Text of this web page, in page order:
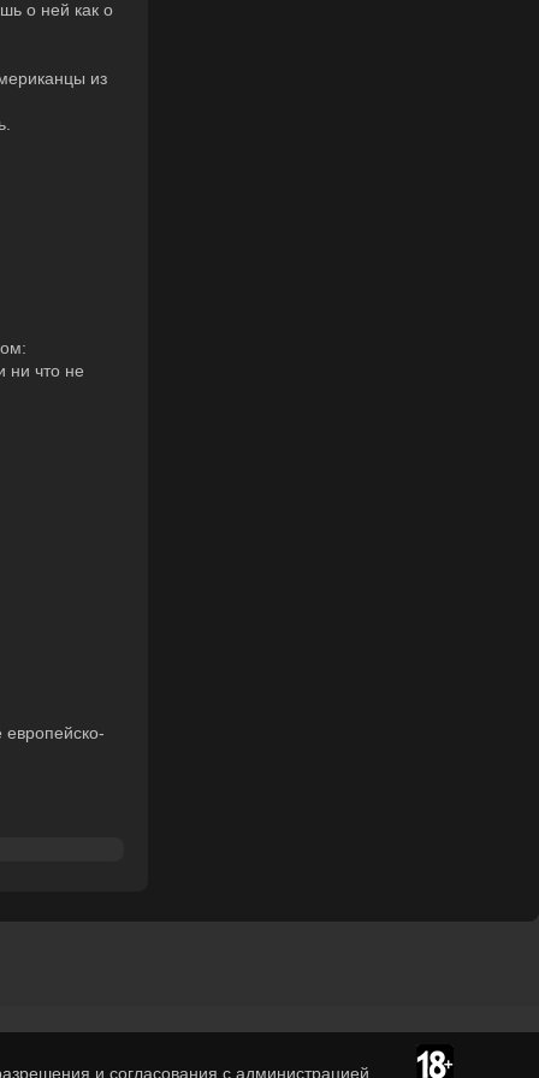
о ней как о
из
ни что не
европейско-
и согласования с администрацией.